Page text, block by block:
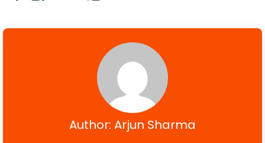
Author: Arjun Sharma